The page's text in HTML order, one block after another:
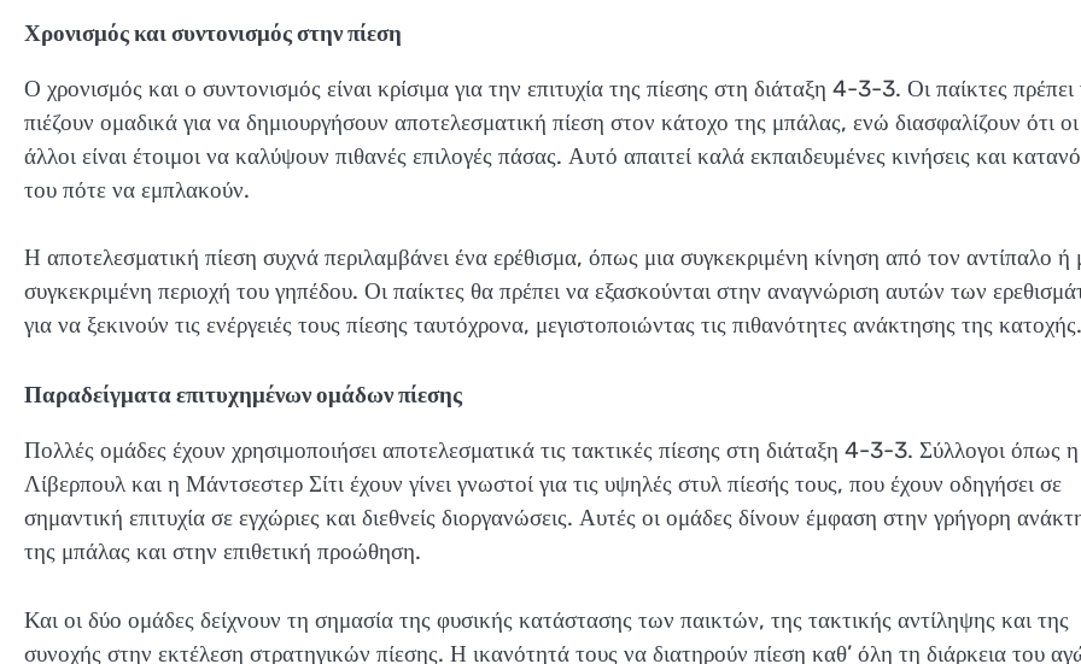
Χρονισμός και συντονισμός στην πίεση
Ο χρονισμός και ο συντονισμός είναι κρίσιμα για την επιτυχία της πίεσης στη διάταξη 4-3-3. Οι παίκτες πρέπει
πιέζουν ομαδικά για να δημιουργήσουν αποτελεσματική πίεση στον κάτοχο της μπάλας, ενώ διασφαλίζουν ότι οι
άλλοι είναι έτοιμοι να καλύψουν πιθανές επιλογές πάσας. Αυτό απαιτεί καλά εκπαιδευμένες κινήσεις και
του πότε να εμπλακούν.
Η αποτελεσματική πίεση συχνά περιλαμβάνει ένα ερέθισμα, όπως μια συγκεκριμένη κίνηση από τον αντίπαλο ή
συγκεκριμένη περιοχή του γηπέδου. Οι παίκτες θα πρέπει να εξασκούνται στην αναγνώριση αυτών των
για να ξεκινούν τις ενέργειές τους πίεσης ταυτόχρονα, μεγιστοποιώντας τις πιθανότητες ανάκτησης της κατοχής.
Παραδείγματα επιτυχημένων ομάδων πίεσης
Πολλές ομάδες έχουν χρησιμοποιήσει αποτελεσματικά τις τακτικές πίεσης στη διάταξη 4-3-3. Σύλλογοι όπως η
Λίβερπουλ και η Μάντσεστερ Σίτι έχουν γίνει γνωστοί για τις υψηλές στυλ πίεσής τους, που έχουν οδηγήσει σε
σημαντική επιτυχία σε εγχώριες και διεθνείς διοργανώσεις. Αυτές οι ομάδες δίνουν έμφαση στην γρήγορη
της μπάλας και στην επιθετική προώθηση.
Και οι δύο ομάδες δείχνουν τη σημασία της φυσικής κατάστασης των παικτών, της τακτικής αντίληψης και της
συνοχής στην εκτέλεση στρατηγικών πίεσης. Η ικανότητά τους να διατηρούν πίεση καθ’ όλη τη διάρκεια του